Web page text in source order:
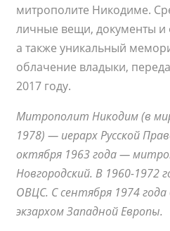
митрополите Никодиме.
личные вещи, документы и
а также уникальный
облачение владыки,
2017 году.
Митрополит Никодим (в
1978) — иерарх Русской
октября 1963 года —
Новгородский. В 1960-1972
ОВЦС. С сентября 1974
экзархом Западной Европы.